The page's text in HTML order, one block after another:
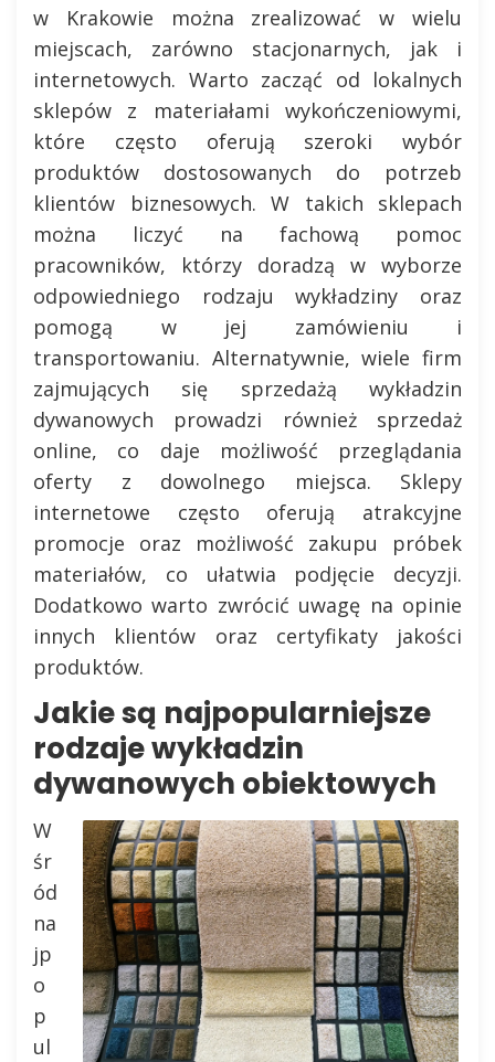
w Krakowie można zrealizować w wielu
miejscach, zarówno stacjonarnych, jak i
internetowych. Warto zacząć od lokalnych
sklepów z materiałami wykończeniowymi,
które często oferują szeroki wybór
produktów dostosowanych do potrzeb
klientów biznesowych. W takich sklepach
można liczyć na fachową pomoc
pracowników, którzy doradzą w wyborze
odpowiedniego rodzaju wykładziny oraz
pomogą w jej zamówieniu i
transportowaniu. Alternatywnie, wiele firm
zajmujących się sprzedażą wykładzin
dywanowych prowadzi również sprzedaż
online, co daje możliwość przeglądania
oferty z dowolnego miejsca. Sklepy
internetowe często oferują atrakcyjne
promocje oraz możliwość zakupu próbek
materiałów, co ułatwia podjęcie decyzji.
Dodatkowo warto zwrócić uwagę na opinie
innych klientów oraz certyfikaty jakości
produktów.
Jakie są najpopularniejsze
rodzaje wykładzin
dywanowych obiektowych
W
śr
ód
na
jp
o
p
ul